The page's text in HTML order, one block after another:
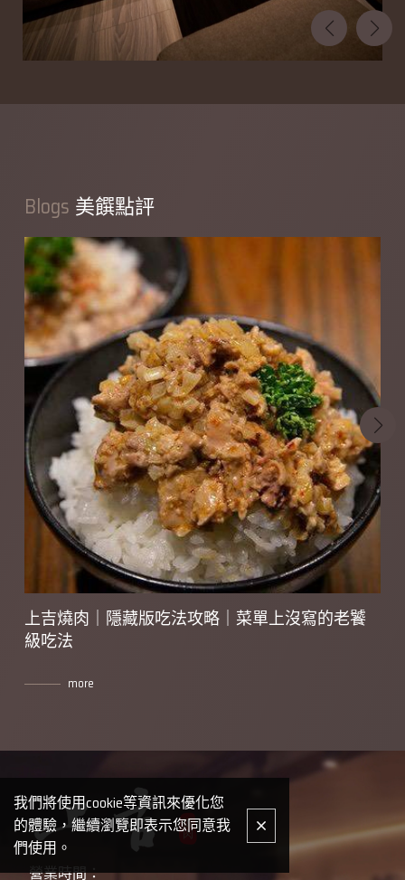
Blogs 美饌點評
上吉燒肉｜隱藏版吃法攻略｜菜單上沒寫的老饕
級吃法
more
營業時間：
我們將使用cookie等資訊來優化您
的體驗，繼續瀏覽即表示您同意我
們使用。